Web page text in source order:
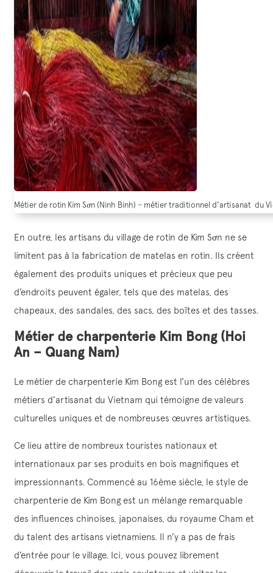
Métier de rotin Kim Sơn (Ninh Binh) – métier traditionnel d’artisanat du
En outre, les artisans du village de rotin de Kim Sơn ne se
limitent pas à la fabrication de matelas en rotin. Ils créent
également des produits uniques et précieux que peu
d’endroits peuvent égaler, tels que des matelas, des
chapeaux, des sandales, des sacs, des boîtes et des tasses.
Métier de charpenterie Kim Bong (Hoi
An – Quang Nam)
Le métier de charpenterie Kim Bong est l’un des célèbres
métiers d’artisanat du Vietnam qui témoigne de valeurs
culturelles uniques et de nombreuses œuvres artistiques.
Ce lieu attire de nombreux touristes nationaux et
internationaux par ses produits en bois magnifiques et
impressionnants. Commencé au 16ème siècle, le style de
charpenterie de Kim Bong est un mélange remarquable
des influences chinoises, japonaises, du royaume Cham et
du talent des artisans vietnamiens. Il n’y a pas de frais
d’entrée pour le village. Ici, vous pouvez librement